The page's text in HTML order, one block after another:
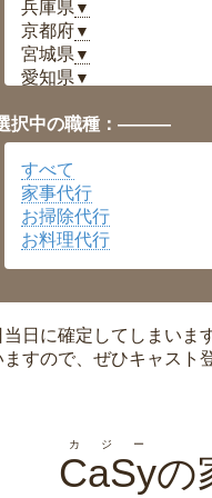
兵庫県 ▼
京都府▼
宮城県 ▼
愛知県 ▼
岡山県▼
広島県▼
沖縄県
択中の職種：———
すべて
家事代行
お掃除代行
お料理代行
日に確定してしまいま
すので、ぜひキャスト
CaSy
カジー
の